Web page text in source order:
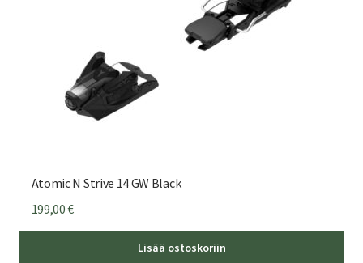
Atomic N Strive 14 GW Black
199,00€
Lisää ostoskoriin